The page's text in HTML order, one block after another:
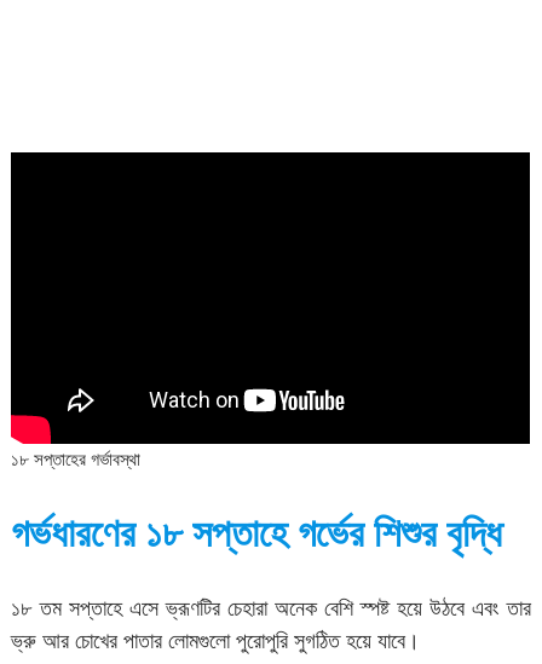
১৮ সপ্তাহের গর্ভাবস্থা
গর্ভধারণের ১৮ সপ্তাহে গর্ভের শিশুর বৃদ্ধি
১৮ তম সপ্তাহে এসে ভ্রূণটির চেহারা অনেক বেশি স্পষ্ট হয়ে উঠবে এবং তার
ভ্রু আর চোখের পাতার লোমগুলো পুরোপুরি সুগঠিত হয়ে যাবে।